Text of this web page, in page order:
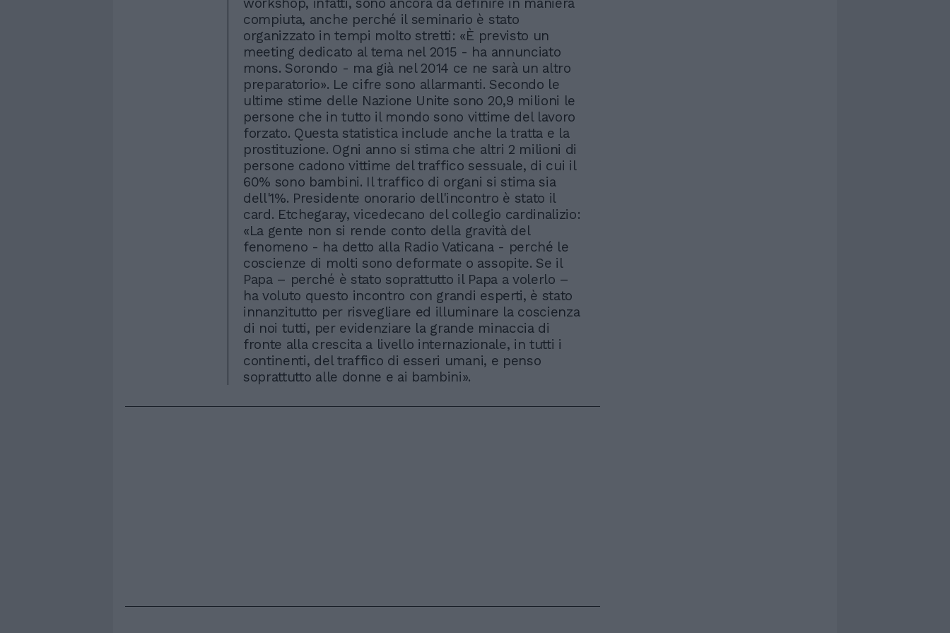
workshop, infatti, sono ancora da definire in maniera
compiuta, anche perché il seminario è stato
organizzato in tempi molto stretti: «È previsto un
meeting dedicato al tema nel 2015 - ha annunciato
mons. Sorondo - ma già nel 2014 ce ne sarà un altro
preparatorio». Le cifre sono allarmanti. Secondo le
ultime stime delle Nazione Unite sono 20,9 milioni le
persone che in tutto il mondo sono vittime del lavoro
forzato. Questa statistica include anche la tratta e la
prostituzione. Ogni anno si stima che altri 2 milioni di
persone cadono vittime del traffico sessuale, di cui il
60% sono bambini. Il traffico di organi si stima sia
dell'1%. Presidente onorario dell'incontro è stato il
card. Etchegaray, vicedecano del collegio cardinalizio:
«La gente non si rende conto della gravità del
fenomeno - ha detto alla Radio Vaticana - perché le
coscienze di molti sono deformate o assopite. Se il
Papa – perché è stato soprattutto il Papa a volerlo –
ha voluto questo incontro con grandi esperti, è stato
innanzitutto per risvegliare ed illuminare la coscienza
di noi tutti, per evidenziare la grande minaccia di
fronte alla crescita a livello internazionale, in tutti i
continenti, del traffico di esseri umani, e penso
soprattutto alle donne e ai bambini».